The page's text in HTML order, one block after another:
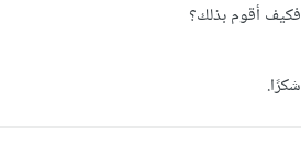
فكيف أقوم بذلك؟
شكرًا.